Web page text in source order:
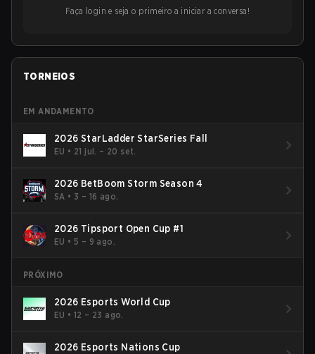
Faça login e seja o primeiro a iniciar a conversa!
TORNEIOS
EM ANDAMENTO
2026 StarLadder StarSeries Fall
EU • 21 jul. – 20 set.
2026 BetBoom Storm Season 4
SA • 3 – 16 ago.
2026 Tipsport Open Cup #1
EU •5 – 9 ago.
PRÓXIMO
2026 Esports World Cup
EU •12 – 23 ago.
2026 Esports Nations Cup